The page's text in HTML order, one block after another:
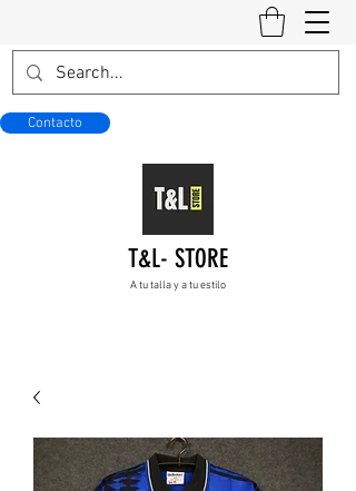
Contacto
T&L- STORE
A tu talla y a tu estilo